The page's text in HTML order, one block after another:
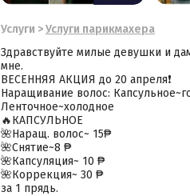
Услуги >Услуги парикмахера
Здравствуйте милые девушки и
мне.
ВЕСЕННЯЯ АКЦИЯ до 20 апреля❗
Наращивание волос:
Ленточное~холодное
🔥КАПСУЛЬНОЕ
🌺Наращ. волос~ 15₱
🌺Снятие~8 ₱
🌺Капсуляция~ 10 ₱
🌺Коррекция~ 30 ₱
за 1 прядь.